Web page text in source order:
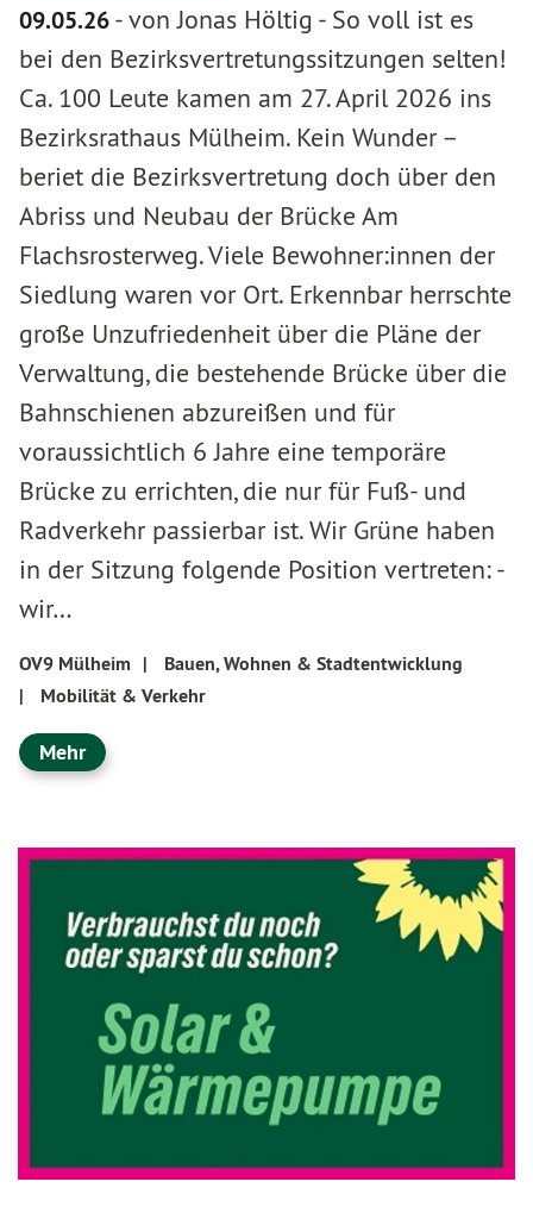
09.05.26-von Jonas Höltig - So voll ist es
bei den Bezirksvertretungssitzungen selten!
Ca. 100 Leute kamen am 27. April 2026 ins
Bezirksrathaus Mülheim. Kein Wunder –
beriet die Bezirksvertretung doch über den
Abriss und Neubau der Brücke Am
Flachsrosterweg. Viele Bewohner:innen der
Siedlung waren vor Ort. Erkennbar herrschte
große Unzufriedenheit über die Pläne der
Verwaltung, die bestehende Brücke über die
Bahnschienen abzureißen und für
voraussichtlich 6 Jahre eine temporäre
Brücke zu errichten, die nur für Fuß- und
Radverkehr passierbar ist. Wir Grüne haben
in der Sitzung folgende Position vertreten: -
wir…
OV9 Mülheim |
Bauen, Wohnen & Stadtentwicklung
|
Mobilität & Verkehr
Mehr